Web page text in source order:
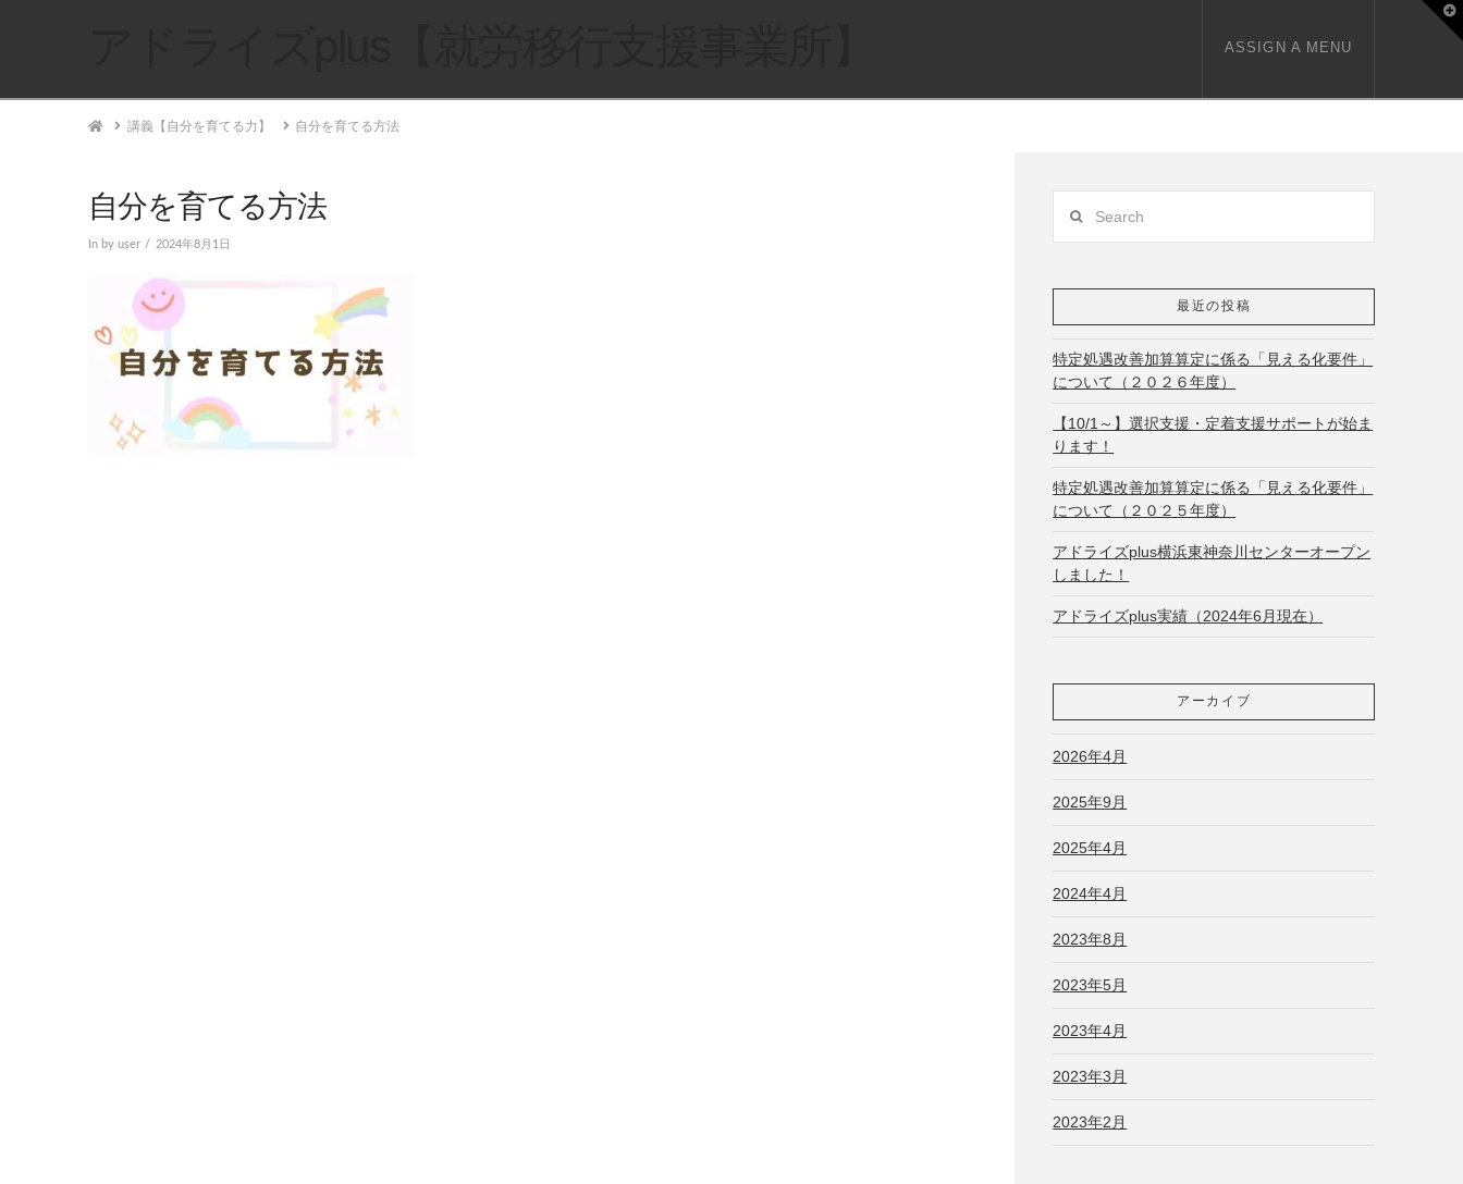
ASSIGN A MENU
Home講義【自分を育てる力】 自分を育てる方法
自分を育てる方法
In by user 2024年8月1日
最近の投稿
特定処遇改善加算算定に係る「見える化要件」
について（２０２６年度）
【10/1～】選択支援・定着支援サポートが始ま
ります！
特定処遇改善加算算定に係る「見える化要件」
について（２０２５年度）
アドライズplus横浜東神奈川センターオープン
しました！
アドライズplus実績（2024年6月現在）
アーカイブ
2026年4月
2025年9月
2025年4月
2024年4月
2023年8月
2023年5月
2023年4月
2023年3月
2023年2月